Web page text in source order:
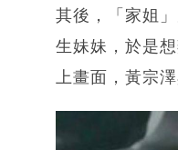
其後，「家姐
生妹妹，於是
上畫面，黃宗